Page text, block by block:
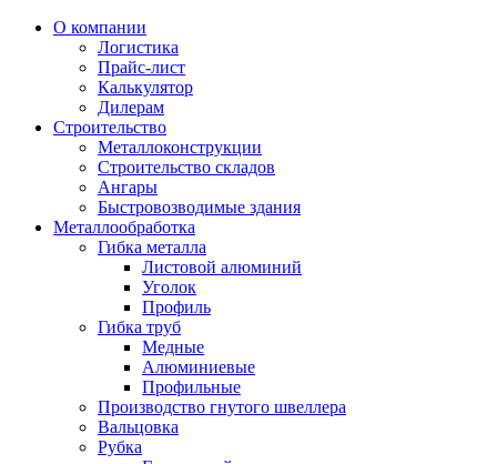
О компании
Логистика
Прайс-лист
Калькулятор
Дилерам
Строительство
Металлоконструкции
Строительство складов
Ангары
Быстровозводимые здания
Металлообработка
Гибка металла
Листовой алюминий
Уголок
Профиль
Гибка труб
Медные
Алюминиевые
Профильные
Производство гнутого швеллера
Вальцовка
Рубка